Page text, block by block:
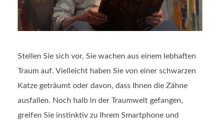
Stellen Sie sich vor, Sie wachen aus einem lebhaften
Traum auf. Vielleicht haben Sie von einer schwarzen
Katze geträumt oder davon, dass Ihnen die Zähne
ausfallen. Noch halb in der Traumwelt gefangen,
greifen Sie instinktiv zu Ihrem Smartphone und